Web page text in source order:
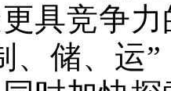
具竞争
、储、运